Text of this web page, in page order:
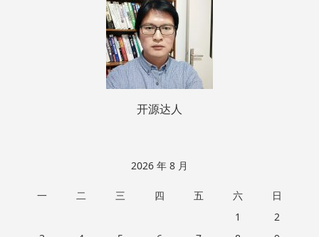
开源达人
2026 年 8 月
一 二 三 四 五 六
日
1
2